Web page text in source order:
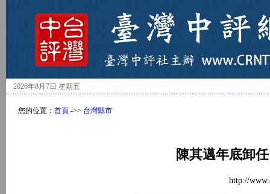
2026年8月7日 星期五
您的位置： 首頁 ->> 台灣縣市
陳其邁年底卸
http://